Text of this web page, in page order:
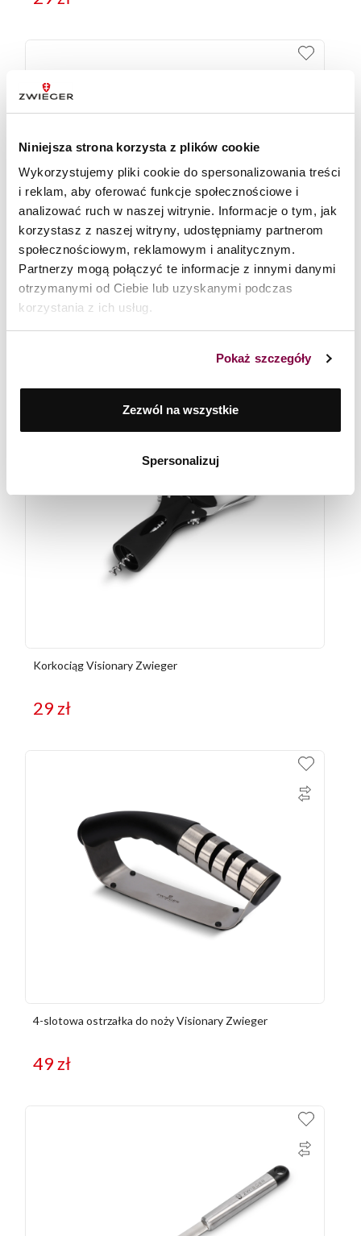
Niniejsza strona korzysta z plików cookie
Wykorzystujemy pliki cookie do spersonalizowania treści
i reklam, aby oferować funkcje społecznościowe i
analizować ruch w naszej witrynie. Informacje o tym, jak
korzystasz z naszej witryny, udostępniamy partnerom
społecznościowym, reklamowym i analitycznym.
Partnerzy mogą połączyć te informacje z innymi danymi
otrzymanymi od Ciebie lub uzyskanymi podczas
korzystania z ich usług.
Pokaż szczegóły
Zezwól na wszystkie
Spersonalizuj
Wyciskarka do czosnku Visionary Zwieger
Korkociąg Visionary Zwieger
29zł
4-slotowa ostrzałka do noży Visionary Zwieger
49zł